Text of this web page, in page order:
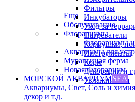
Фильтры
Инкубаторы
Уход за
Нагреватели
Кормушки,
Инструменты
Корм
Декорации и
Увлажнители
Еще
Обслуживание
Флорариумы
Флорариумы и
Аквариумы для
Муравьиная ферма
Новая Флорариум
МОРСКОЙ АКВАРИУМSEA
Аквариумы, Свет, Соль и
декор и т.д.